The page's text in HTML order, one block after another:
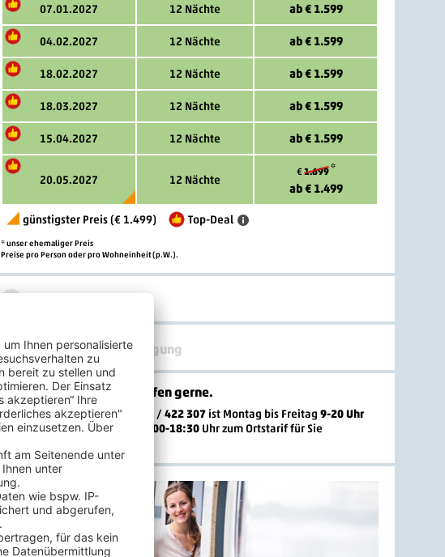
07.01.2027 12 Nächte ab € 1.599
04.02.2027 12 Nächte ab € 1.599
18.02.2027 12 Nächte ab € 1.599
18.03.2027 12 Nächte ab € 1.599
15.04.2027 12 Nächte ab € 1.599
20.05.2027 12 Nächte
€ 1.699*
ab € 1.499
günstigster Preis (€ 1.499) Top-Deal
* unser ehemaliger Preis
Preise pro Person oder pro Wohneinheit (p.W.).
4 Zimmertyp & Verpflegung
Sie haben Fragen? Wir helfen gerne.
Unsere Urlaubs-Hotline 02203 / 422 307 ist Montag bis Freitag9-20 Uhr
und Samstag und Sonntag
10:00-18:30 Uhr zum Ortstariffür Sie